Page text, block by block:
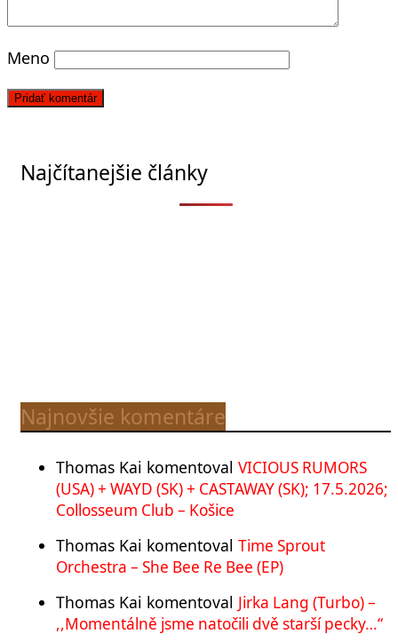
Meno
Najčítanejšie články
Najnovšie komentáre
Thomas Kai komentoval VICIOUS RUMORS
(USA) + WAYD (SK) + CASTAWAY (SK); 17.5.2026;
Collosseum Club – Košice
Thomas Kai komentoval Time Sprout
Orchestra – She Bee Re Bee (EP)
Thomas Kai komentoval Jirka Lang (Turbo) –
,,Momentálně jsme natočili dvě starší pecky…“